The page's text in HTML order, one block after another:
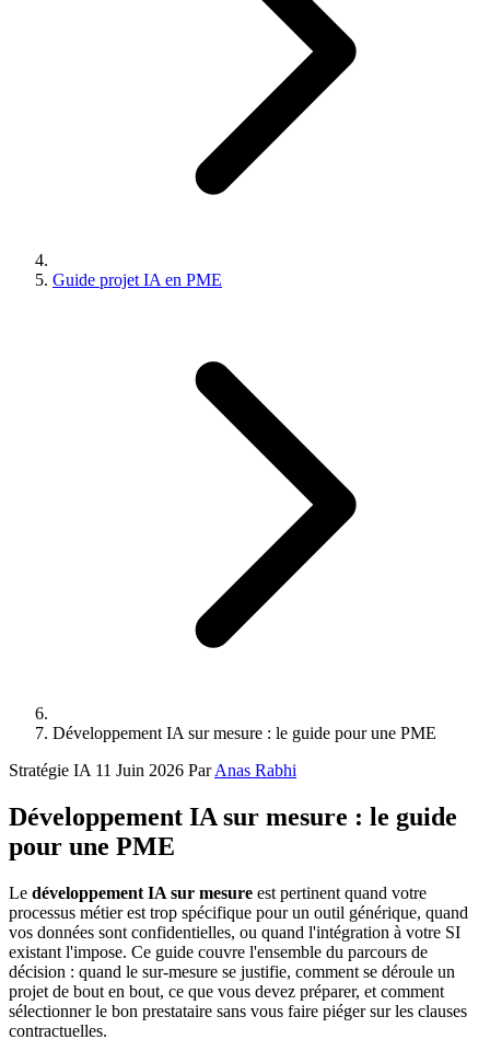
Guide projet IA en PME
Développement IA sur mesure : le guide pour une PME
Stratégie IA 11 Juin 2026 ParAnas Rabhi
Développement IA sur mesure : le guide
pour une PME
Le développement IA sur mesure est pertinent quand votre
processus métier est trop spécifique pour un outil générique, quand
vos données sont confidentielles, ou quand l'intégration à votre SI
existant l'impose. Ce guide couvre l'ensemble du parcours de
décision : quand le sur-mesure se justifie, comment se déroule un
projet de bout en bout, ce que vous devez préparer, et comment
sélectionner le bon prestataire sans vous faire piéger sur les clauses
contractuelles.